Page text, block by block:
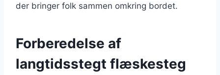
der bringer folk sammen omkring bordet.
Forberedelse af
langtidsstegt flæskesteg